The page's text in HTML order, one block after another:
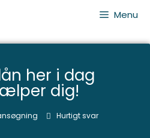
Menu
her i dag
dig!
Hurtigt svar